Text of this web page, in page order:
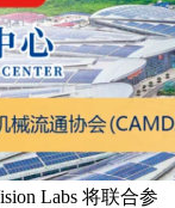
Labs 将联合参